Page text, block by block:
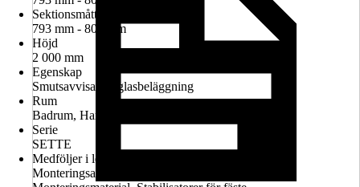
Sektionsmått
793 mm - 807 mm
Höjd
2 000 mm
Egenskap
Smutsavvisande glasbeläggning
Rum
Badrum, Handikappanpassat badrum
Serie
SETTE
Medföljer i leveransen
Monteringsanvisningar, Skarvprofil, Garantiintyg,